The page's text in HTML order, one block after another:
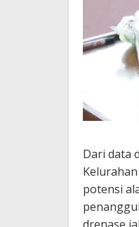
Dari data
potensi